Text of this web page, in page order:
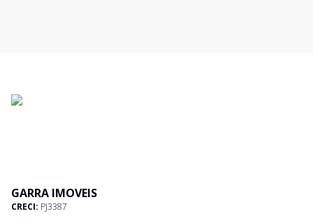
GARRA IMOVEIS
CRECI: PJ3387